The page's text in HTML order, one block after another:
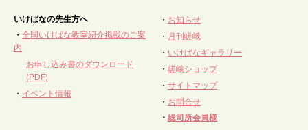
いけばなの先生方へ
・ 全国いけばな教室紹介掲載のご案
内
お申し込み書のダウンロード
(PDF)
・ イベント情報
・ お知らせ
・ 月刊嵯峨
・ いけばなギャラリー
・嵯峨ショップ
・サイトマップ
・ お問合せ
・総司所会員様